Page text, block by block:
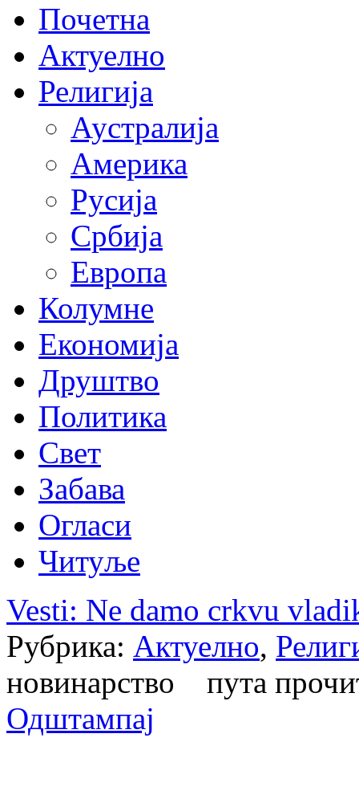
Почетна
Актуелно
Религија
Аустралија
Америка
Русија
Србија
Европа
Колумне
Економија
Друштво
Политика
Свет
Забава
Огласи
Читуље
Vesti: Ne damo crkvu
Рубрика: Актуелно,
новинарство пута
Одштампај